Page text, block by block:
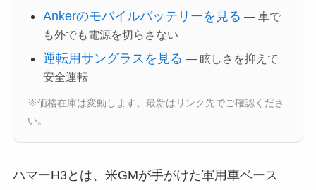
Ankerのモバイルバッテリーを見る — 車で
も外でも電源を切らさない
運転用サングラスを見る — 眩しさを抑えて
安全運転
※価格在庫は変動します。最新はリンク先でご確認くださ
い。
ハマーH3とは、米GMが手がけた軍用車ベース